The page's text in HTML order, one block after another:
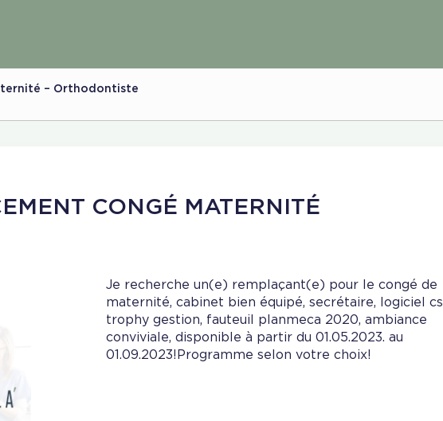
– Orthodontiste
CONGÉ MATERNITÉ
Je recherche un(e) remplaçant(e) pour le congé de
maternité, cabinet bien équipé, secrétaire, logiciel cs
trophy gestion, fauteuil planmeca 2020, ambiance
conviviale, disponible à partir du 01.05.2023. au
01.09.2023!Programme selon votre choix!